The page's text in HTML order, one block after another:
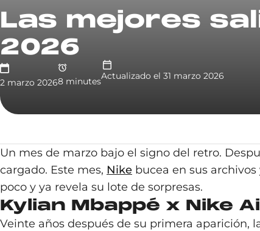
Las mejores
2026
2 marzo 20268 minutesActualizado el 31 marzo 2026
Un mes de marzo bajo el signo del retro.
cargado. Este mes, Nike bucea en sus
poco y ya revela su lote de sorpresas.
Kylian Mbappé x Nike
Veinte años después de su primera aparición,